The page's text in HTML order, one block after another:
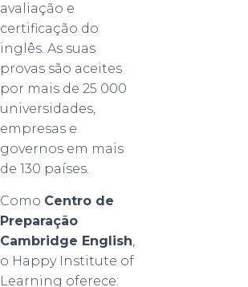
avaliação e
certificação do
inglês. As suas
provas são aceites
por mais de 25 000
universidades,
empresas e
governos em mais
de 130 países.
Como Centro de
Preparação
Cambridge English,
o Happy Institute of
Learning oferece: